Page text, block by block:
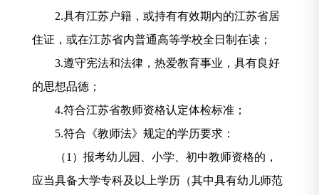
2.具有江苏户籍，或持有有效期内的江苏省居
住证，或在江苏省内普通高等学校全日制在读；
3.遵守宪法和法律，热爱教育事业，具有良好
的思想品德；
4.符合江苏省教师资格认定体检标准；
5.符合《教师法》规定的学历要求：
（1 ）报考幼儿园、小学、初中教师资格的，
应当具备大学专科及以上学历（其中具有幼儿师范